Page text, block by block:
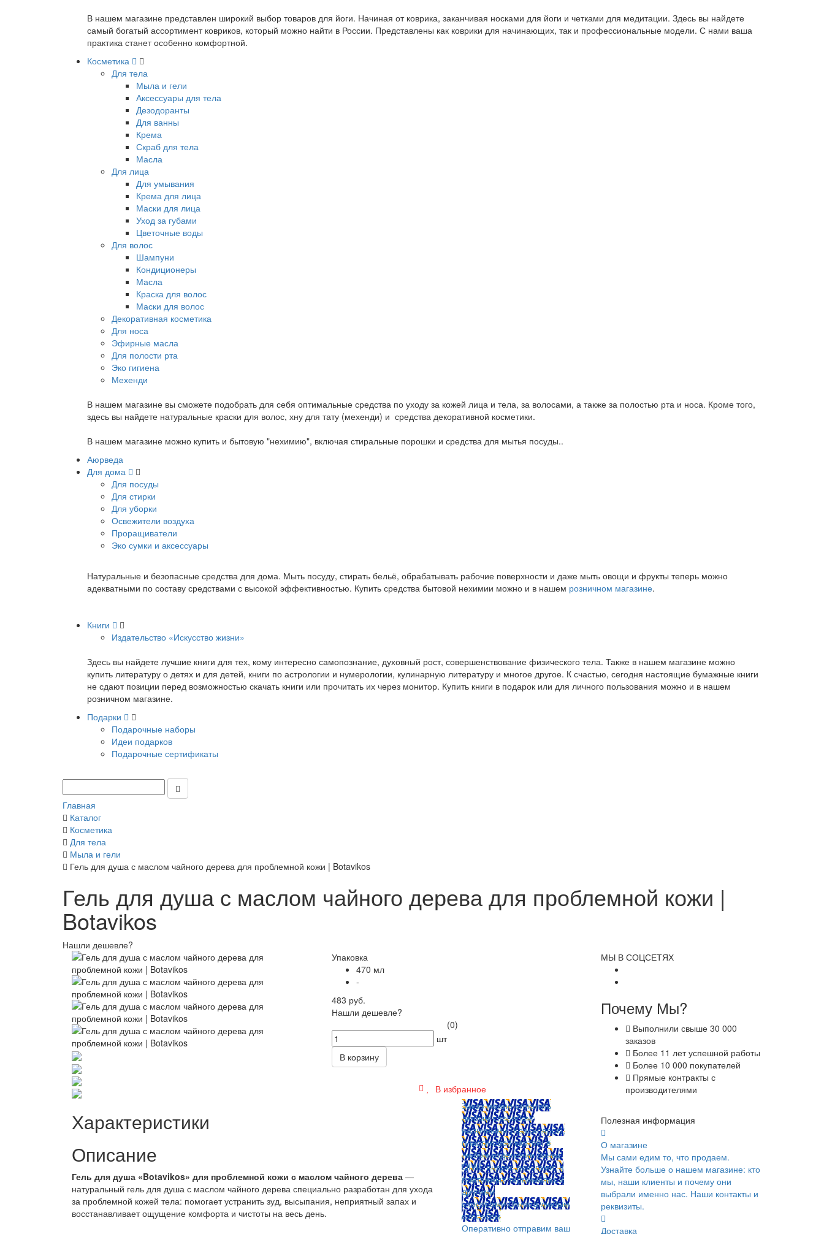
В нашем магазине представлен широкий выбор товаров для йоги. Начиная от коврика, заканчивая носками для йоги и четками для медитации. Здесь вы найдете
самый богатый ассортимент ковриков, который можно найти в России. Представлены как коврики для начинающих, так и профессиональные модели. С нами ваша
практика станет особенно комфортной.
Косметика
Для тела
Мыла и гели
Аксессуары для тела
Дезодоранты
Для ванны
Крема
Скраб для тела
Масла
Для лица
Для умывания
Крема для лица
Маски для лица
Уход за губами
Цветочные воды
Для волос
Шампуни
Кондиционеры
Масла
Краска для волос
Маски для волос
Декоративная косметика
Для носа
Эфирные масла
Для полости рта
Эко гигиена
Мехенди
В нашем магазине вы сможете подобрать для себя оптимальные средства по уходу за кожей лица и тела, за волосами, а также за полостью рта и носа. Кроме того,
здесь вы найдете натуральные краски для волос, хну для тату (мехенди) и средства декоративной косметики.
В нашем магазине можно купить и бытовую "нехимию", включая стиральные порошки и средства для мытья посуды..
Аюрведа
Для дома
Для посуды
Для стирки
Для уборки
Освежители воздуха
Проращиватели
Эко сумки и аксессуары
Натуральные и безопасные средства для дома. Мыть посуду, стирать бельё, обрабатывать рабочие поверхности и даже мыть овощи и фрукты теперь можно
адекватными по составу средствами с высокой эффективностью. Купить средства бытовой нехимии можно и в нашем розничном магазине.
Книги
Издательство «Искусство жизни»
Здесь вы найдете лучшие книги для тех, кому интересно самопознание, духовный рост, совершенствование физического тела. Также в нашем магазине можно
купить литературу о детях и для детей, книги по астрологии и нумерологии, кулинарную литературу и многое другое. К счастью, сегодня настоящие бумажные книги
не сдают позиции перед возможностью скачать книги или прочитать их через монитор. Купить книги в подарок или для личного пользования можно и в нашем
розничном магазине.
Подарки
Подарочные наборы
Идеи подарков
Подарочные сертификаты
Главная
Каталог
Косметика
Для тела
Мыла и гели
Гель для душа с маслом чайного дерева для проблемной кожи | Botavikos
Гель для душа с маслом чайного дерева для проблемной кожи |
Botavikos
Нашли дешевле?
Упаковка
470 мл
-
483 руб.
Нашли дешевле?
(0)
шт
В корзину
В избранное
Характеристики
Описание
Гель для душа «Botavikos» для проблемной кожи с маслом чайного дерева —
натуральный гель для душа с маслом чайного дерева специально разработан для ухода
за проблемной кожей тела: помогает устранить зуд, высыпания, неприятный запах и
восстанавливает ощущение комфорта и чистоты на весь день.
Заказ можно оплатить
любым способом:
наличными (Красноярск);
пластиковой картой; в
любом отделении банка;
QIWI, яндекс.деньгами; в
платежных терминалах и
другими
способами.Оплата любым
способом
Оперативно отправим ваш
МЫ В СОЦСЕТЯХ
Почему Мы?
Выполнили свыше 30 000
заказов
Более 11 лет успешной работы
Более 10 000 покупателей
Прямые контракты с
производителями
Полезная информация
О магазине
Мы сами едим то, что продаем.
Узнайте больше о нашем магазине: кто
мы, наши клиенты и почему они
выбрали именно нас. Наши контакты и
реквизиты.
Доставка